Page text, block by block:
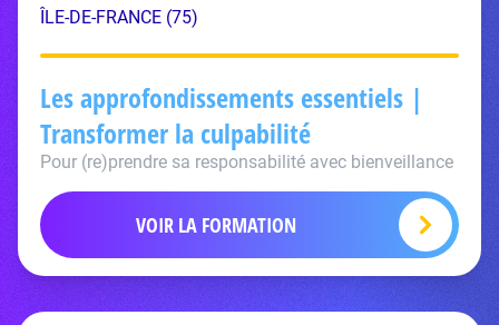
ÎLE-DE-FRANCE (75)
Les approfondissements essentiels |
Transformer la culpabilité
Pour (re)prendre sa responsabilité avec bienveillance
VOIR LA FORMATION